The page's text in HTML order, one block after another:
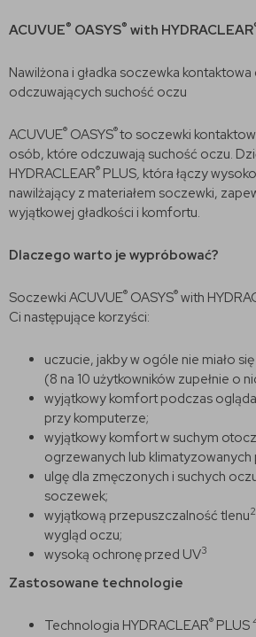
ACUVUE® OASYS® with HYDRACLEAR
Nawilżona i gładka soczewka
odczuwających suchość oczu
ACUVUE® OASYS®to soczewki
osób, które odczuwają suchość oczu.
HYDRACLEAR® PLUS, która łączy
nawilżający z materiałem soczewki,
wyjątkowej gładkości i komfortu.
Dlaczego warto je wypróbować?
Soczewki ACUVUE® OASYS® with
Ci następujące korzyści:
uczucie, jakby w ogóle nie miało
(8 na 10 użytkowników zupełnie o
wyjątkowy komfort podczas
przy komputerze;
wyjątkowy komfort w suchym
ogrzewanych lub
ulgę dla zmęczonych i suchych
soczewek;
wyjątkową przepuszczalność tlenu2
wygląd oczu;
wysoką ochronę przed UV3
Zastosowane technologie
Technologia HYDRACLEAR® PLUS